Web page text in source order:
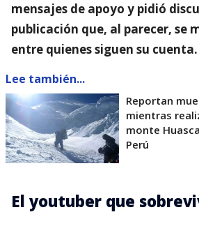
mensajes de apoyo y pidió
publicación que, al parecer, se
entre quienes siguen su cuenta.
Lee también...
Reportan
mientras
monte
Perú
El youtuber que